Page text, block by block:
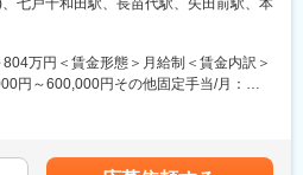
ています。
～、8:00～、 8:45～シフト
で1勤務1週間ごとのローテーション勤
れるかかりつけ薬局」として、専門性
院の門前薬局を広く店舗展開していま
により効率的・実践的なスキルアップを
より、少ない症例や不測の事態への対応
煙対策：屋内全面禁煙変更の範囲：会
七戸十和田駅、長苗代駅、矢田前駅、本
万円＜賃金形態＞月給制＜賃金内訳＞
円～600,000円その他固定手当/月：
の他定額手当詳細：・薬歴薬剤管理手